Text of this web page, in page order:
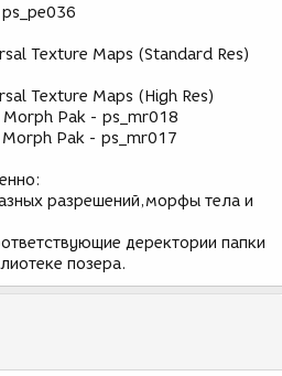
Texture Maps (Standard Res)
Texture Maps (High Res)
Pak - ps_mr018
Pak - ps_mr017
разрешений,морфы тела и
деректории папки
позера.